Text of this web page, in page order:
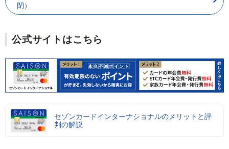
閉）
公式サイトはこちら
セゾンカードインターナショナルのメリットと評
判の解説